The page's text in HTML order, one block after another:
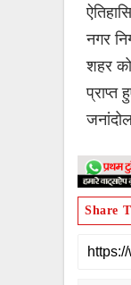
नगर
शहर
प्राप्त
Share